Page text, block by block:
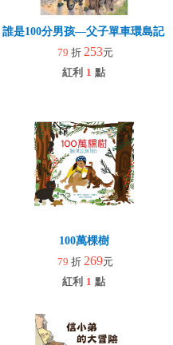
樂(玩具)
誰是100分男孩—父子單車環島記
79 折 253元
紅利 1 點
100萬棵樹
79 折 269元
紅利 1 點